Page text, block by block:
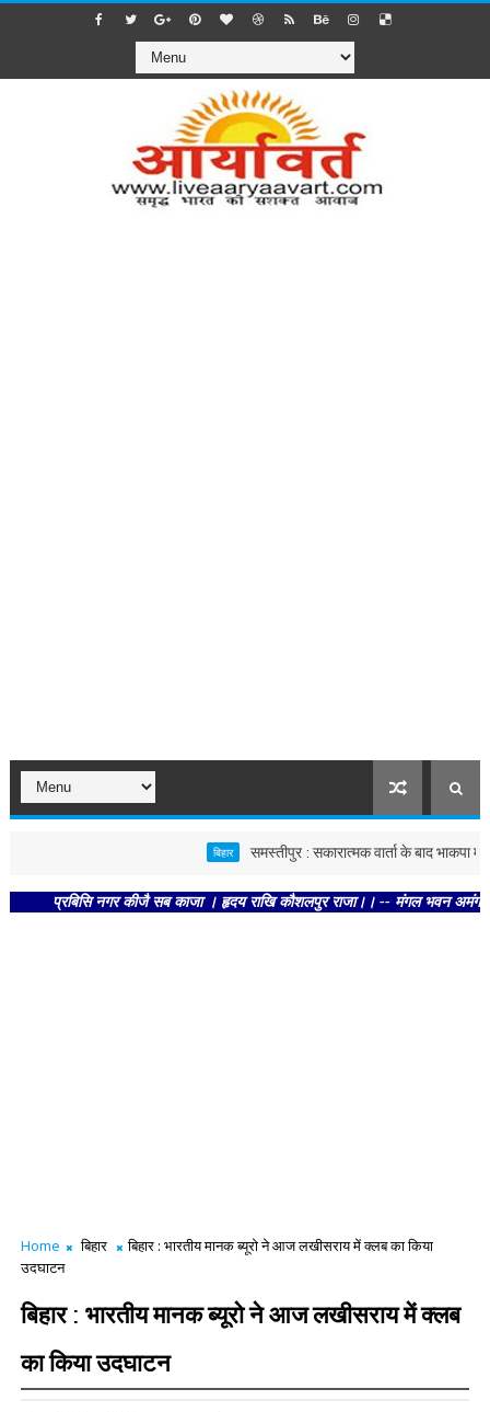
समस्तीपुर : सकारात्मक वार्ता के बाद भाकपा माले
प्रबिसि नगर कीजै सब काजा । हृदय राखि कौशलपुर राजा।। -- मंगल भवन अमंगल
Home बिहार
बिहार : भारतीय मानक ब्‍यूरो ने आज लखीसराय में क्‍लब का किया
उदघाटन
बिहार : भारतीय मानक ब्‍यूरो ने आज लखीसराय में क्‍लब
का किया उदघाटन